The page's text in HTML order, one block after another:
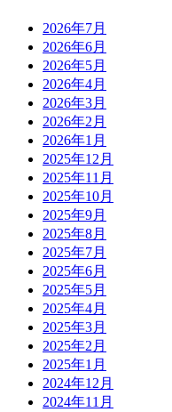
2026年7月
2026年6月
2026年5月
2026年4月
2026年3月
2026年2月
2026年1月
2025年12月
2025年11月
2025年10月
2025年9月
2025年8月
2025年7月
2025年6月
2025年5月
2025年4月
2025年3月
2025年2月
2025年1月
2024年12月
2024年11月